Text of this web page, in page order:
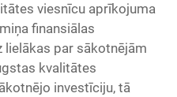
viesnīcu aprīkojuma
finansiālas
lielākas par sākotnējām
kvalitātes
investīciju, tā